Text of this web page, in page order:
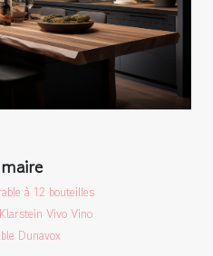
à 12 bouteilles
Vivo Vino
Dunavox